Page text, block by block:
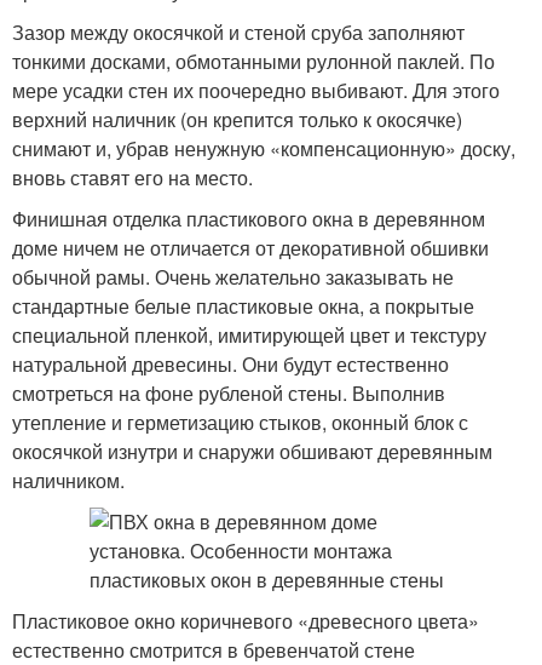
Зазор между окосячкой и стеной сруба заполняют
тонкими досками, обмотанными рулонной паклей. По
мере усадки стен их поочередно выбивают. Для этого
верхний наличник (он крепится только к окосячке)
снимают и, убрав ненужную «компенсационную» доску,
вновь ставят его на место.
Финишная отделка пластикового окна в деревянном
доме ничем не отличается от декоративной обшивки
обычной рамы. Очень желательно заказывать не
стандартные белые пластиковые окна, а покрытые
специальной пленкой, имитирующей цвет и текстуру
натуральной древесины. Они будут естественно
смотреться на фоне рубленой стены. Выполнив
утепление и герметизацию стыков, оконный блок с
окосячкой изнутри и снаружи обшивают деревянным
наличником.
Пластиковое окно коричневого «древесного цвета»
естественно смотрится в бревенчатой стене